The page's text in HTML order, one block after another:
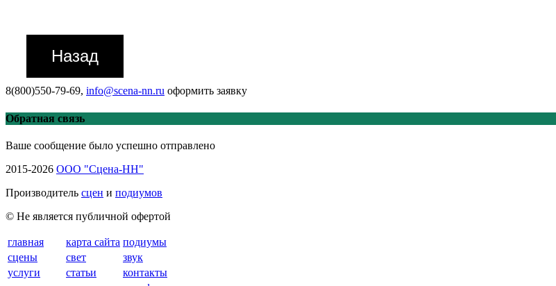
8(800)550-79-69, info@scena-nn.ru оформить заявку
Обратная связь
Ваше сообщение было успешно отправлено
2015-2026 ООО "Сцена-НН"
Производитель сцен и подиумов
© Не является публичной офертой
главная карта сайта подиумы
сцены
свет
звук
услуги
статьи
контакты